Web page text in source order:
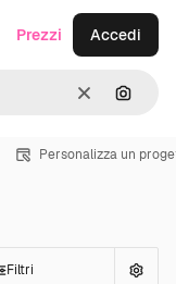
CancellaCerca
Prezzi Accedi
Personalizza un
Filtri